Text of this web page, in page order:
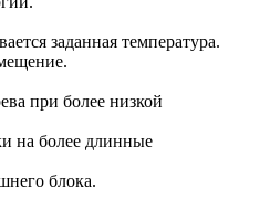
заданная температура.
при более низкой
на более длинные
блока.